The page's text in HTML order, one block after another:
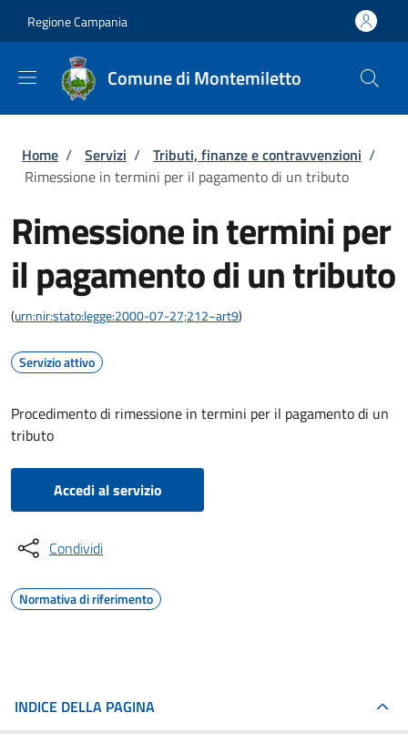
Regione Campania
Comune di Montemiletto
Briciole di pane
Home / Servizi / Tributi, finanze e contravvenzioni /
Rimessione in termini per il pagamento di un tributo
Rimessione in termini per
il pagamento di un tributo
(urn:nir:stato:legge:2000-07-27;212~art9)
Servizio attivo
Procedimento di rimessione in termini per il pagamento di un
tributo
Accedi al servizio
Condividi
Normativa di riferimento
INDICE DELLA PAGINA